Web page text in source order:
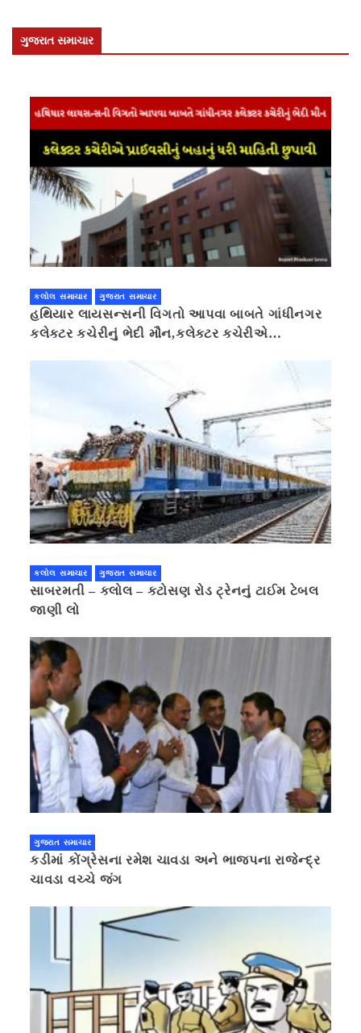
ગુજરાત સમાચાર
કલોલ સમાચાર ગુજરાત સમાચાર
હથિયાર લાયસન્સની વિગતો આપવા બાબતે ગાંધીનગર
કલેક્ટર કચેરીનું ભેદી મૌન,કલેક્ટર કચેરીએ
કલોલ સમાચાર ગુજરાત સમાચાર
સાબરમતી – કલોલ – કટોસણ રોડ ટ્રેનનું ટાઈમ ટેબલ
જાણી લો
ગુજરાત સમાચાર
કડીમાં કોંગ્રેસના રમેશ ચાવડા અને ભાજપના રાજેન્દ્ર
ચાવડા વચ્ચે જંગ